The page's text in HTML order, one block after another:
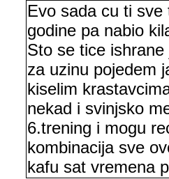
Evo sada cu ti
godine pa nabio
Sto se tice
za uzinu pojedem
kiselim
nekad i svinjsko
6.trening i mogu
kombinacija sve
kafu sat vremena